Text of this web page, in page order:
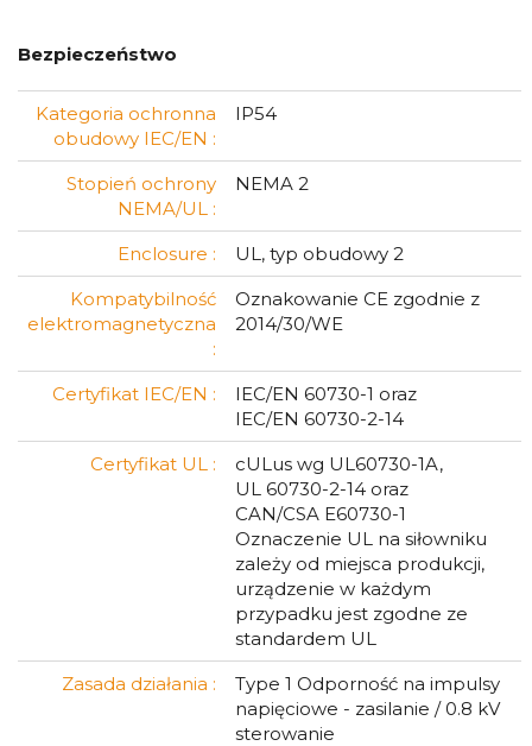
Bezpieczeństwo
Kategoria ochronna
obudowy IEC/EN :
IP54
Stopień ochrony
NEMA/UL :
NEMA 2
Enclosure :
UL, typ obudowy 2
Kompatybilność
elektromagnetyczna
:
Oznakowanie CE zgodnie z
2014/30/WE
Certyfikat IEC/EN :
IEC/EN 60730-1 oraz
IEC/EN 60730-2-14
Certyfikat UL :
cULus wg UL60730-1A,
UL 60730-2-14 oraz
CAN/CSA E60730-1
Oznaczenie UL na siłowniku
zależy od miejsca produkcji,
urządzenie w każdym
przypadku jest zgodne ze
standardem UL
Zasada działania :
Type 1 Odporność na impulsy
napięciowe - zasilanie / 0.8 kV
sterowanie